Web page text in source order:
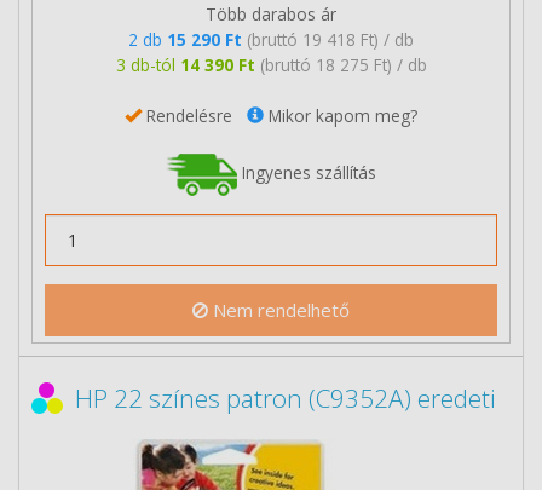
Több darabos ár
2 db 15 290 Ft (bruttó 19 418 Ft) / db
3 db-tól 14 390 Ft (bruttó 18 275 Ft) / db
Rendelésre Mikor kapom meg?
Ingyenes szállítás
Nem rendelhető
HP 22 színes patron (C9352A) eredeti